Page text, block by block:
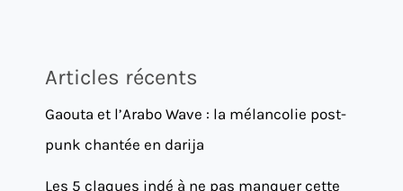
Articles récents
Gaouta et l’Arabo Wave : la mélancolie post-
punk chantée en darija
Les 5 claques indé à ne pas manquer cette